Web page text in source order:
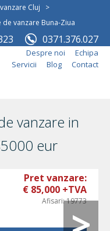
Cluj
>
vanzare Buna-Ziua
0371.376.027
Despre noi
Echipa
Servicii
Blog Contact
vanzare in
eur
Pret vanzare:
€ 85,000 +TVA
Afisari:19773